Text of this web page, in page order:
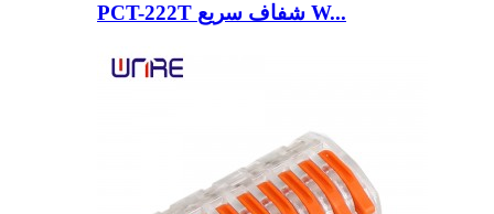
PCT-222T شفاف سریع W...